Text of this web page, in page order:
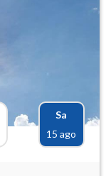
Sa
15 ago